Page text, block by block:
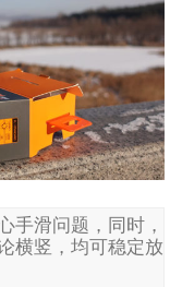
手滑问题，同时，
横竖，均可稳定放